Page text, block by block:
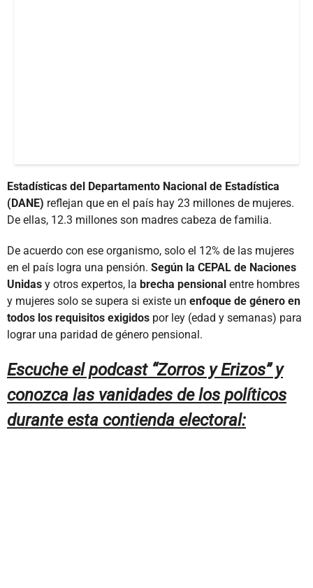
Estadísticas del Departamento Nacional de Estadística
(DANE) reflejan que en el país hay 23 millones de mujeres.
De ellas, 12.3 millones son madres cabeza de familia.
De acuerdo con ese organismo, solo el 12% de las mujeres
en el país logra una pensión. Según la CEPAL de Naciones
Unidas y otros expertos, la brecha pensional entre hombres
y mujeres solo se supera si existe un enfoque de género en
todos los requisitos exigidos por ley (edad y semanas) para
lograr una paridad de género pensional.
Escuche el podcast “Zorros y Erizos” y
conozca las vanidades de los políticos
durante esta contienda electoral: